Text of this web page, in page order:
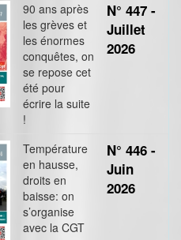
90 ans après
les grèves et
les énormes
conquêtes, on
se repose cet
été pour
écrire la suite
!
N° 447 -
Juillet
2026
Température
en hausse,
droits en
baisse: on
s’organise
avec la CGT
N° 446 -
Juin
2026